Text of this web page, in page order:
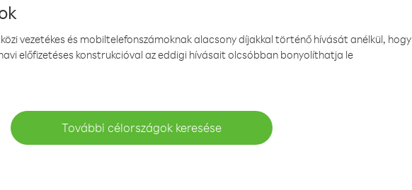
vezetékes és mobiltelefonszámoknak alacsony díjakkal történő hívását anélkül, hogy
előfizetéses konstrukcióval az eddigi hívásait olcsóbban bonyolíthatja le
További célországok keresése